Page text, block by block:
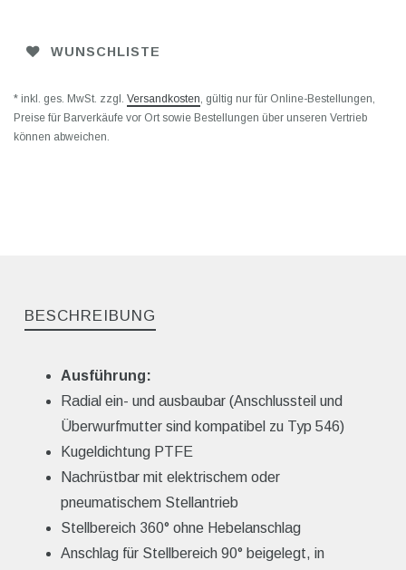
WUNSCHLISTE
* inkl. ges. MwSt. zzgl. Versandkosten, gültig nur für Online-Bestellungen,
Preise für Barverkäufe vor Ort sowie Bestellungen über unseren Vertrieb
können abweichen.
BESCHREIBUNG
Ausführung:
Radial ein- und ausbaubar (Anschlussteil und
Überwurfmutter sind kompatibel zu Typ 546)
Kugeldichtung PTFE
Nachrüstbar mit elektrischem oder
pneumatischem Stellantrieb
Stellbereich 360° ohne Hebelanschlag
Anschlag für Stellbereich 90° beigelegt, in